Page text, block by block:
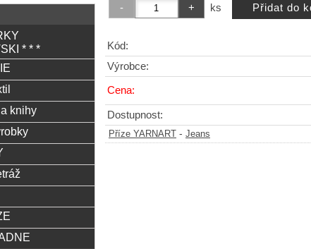
ks
Kód:
Výrobce:
Cena:
Dostupnost:
Příze YARNART - Jeans
* * *
knihy